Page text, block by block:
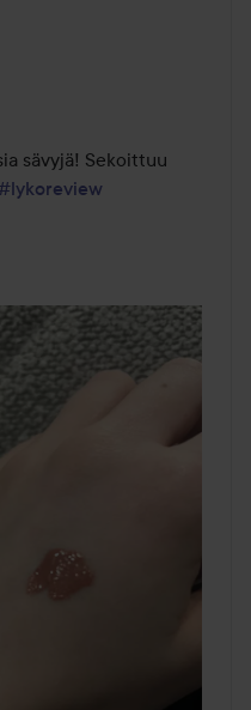
sitten
sävyjä! Sekoittuu